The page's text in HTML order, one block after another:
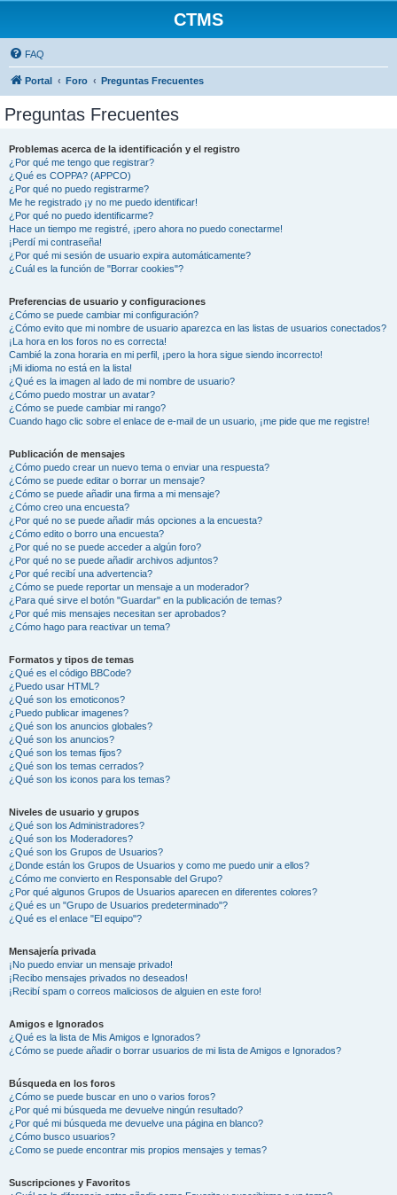
CTMS
FAQ
Portal Foro Preguntas Frecuentes
Preguntas Frecuentes
Problemas acerca de la identificación y el registro
¿Por qué me tengo que registrar?
¿Qué es COPPA? (APPCO)
¿Por qué no puedo registrarme?
Me he registrado ¡y no me puedo identificar!
¿Por qué no puedo identificarme?
Hace un tiempo me registré, ¡pero ahora no puedo conectarme!
¡Perdí mi contraseña!
¿Por qué mi sesión de usuario expira automáticamente?
¿Cuál es la función de "Borrar cookies"?
Preferencias de usuario y configuraciones
¿Cómo se puede cambiar mi configuración?
¿Cómo evito que mi nombre de usuario aparezca en las listas de usuarios conectados?
¡La hora en los foros no es correcta!
Cambié la zona horaria en mi perfil, ¡pero la hora sigue siendo incorrecto!
¡Mi idioma no está en la lista!
¿Qué es la imagen al lado de mi nombre de usuario?
¿Cómo puedo mostrar un avatar?
¿Cómo se puede cambiar mi rango?
Cuando hago clic sobre el enlace de e-mail de un usuario, ¡me pide que me registre!
Publicación de mensajes
¿Cómo puedo crear un nuevo tema o enviar una respuesta?
¿Cómo se puede editar o borrar un mensaje?
¿Cómo se puede añadir una firma a mi mensaje?
¿Cómo creo una encuesta?
¿Por qué no se puede añadir más opciones a la encuesta?
¿Cómo edito o borro una encuesta?
¿Por qué no se puede acceder a algún foro?
¿Por qué no se puede añadir archivos adjuntos?
¿Por qué recibí una advertencia?
¿Cómo se puede reportar un mensaje a un moderador?
¿Para qué sirve el botón "Guardar" en la publicación de temas?
¿Por qué mis mensajes necesitan ser aprobados?
¿Cómo hago para reactivar un tema?
Formatos y tipos de temas
¿Qué es el código BBCode?
¿Puedo usar HTML?
¿Qué son los emoticonos?
¿Puedo publicar imagenes?
¿Qué son los anuncios globales?
¿Qué son los anuncios?
¿Qué son los temas fijos?
¿Qué son los temas cerrados?
¿Qué son los iconos para los temas?
Niveles de usuario y grupos
¿Qué son los Administradores?
¿Qué son los Moderadores?
¿Qué son los Grupos de Usuarios?
¿Donde están los Grupos de Usuarios y como me puedo unir a ellos?
¿Cómo me convierto en Responsable del Grupo?
¿Por qué algunos Grupos de Usuarios aparecen en diferentes colores?
¿Qué es un "Grupo de Usuarios predeterminado"?
¿Qué es el enlace "El equipo"?
Mensajería privada
¡No puedo enviar un mensaje privado!
¡Recibo mensajes privados no deseados!
¡Recibí spam o correos maliciosos de alguien en este foro!
Amigos e Ignorados
¿Qué es la lista de Mis Amigos e Ignorados?
¿Cómo se puede añadir o borrar usuarios de mi lista de Amigos e Ignorados?
Búsqueda en los foros
¿Cómo se puede buscar en uno o varios foros?
¿Por qué mi búsqueda me devuelve ningún resultado?
¿Por qué mi búsqueda me devuelve una página en blanco?
¿Cómo busco usuarios?
¿Como se puede encontrar mis propios mensajes y temas?
Suscripciones y Favoritos